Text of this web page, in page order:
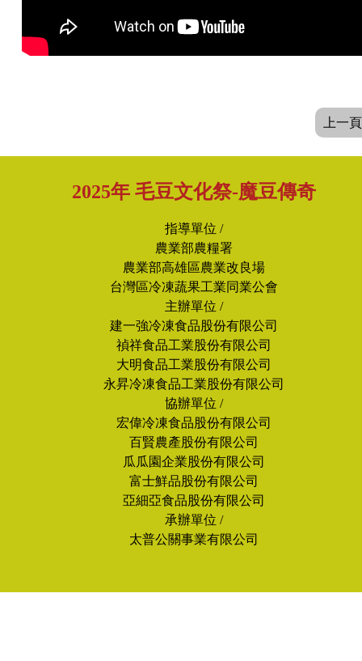
上一頁
2025年 毛豆文化祭-魔豆傳奇
指導單位 /
農業部農糧署
農業部高雄區農業改良場
台灣區冷凍蔬果工業同業公會
主辦單位 /
建一強冷凍食品股份有限公司
禎祥食品工業股份有限公司
大明食品工業股份有限公司
永昇冷凍食品工業股份有限公司
協辦單位 /
宏偉冷凍食品股份有限公司
百賢農產股份有限公司
瓜瓜園企業股份有限公司
富士鮮品股份有限公司
亞細亞食品股份有限公司
承辦單位 /
太普公關事業有限公司